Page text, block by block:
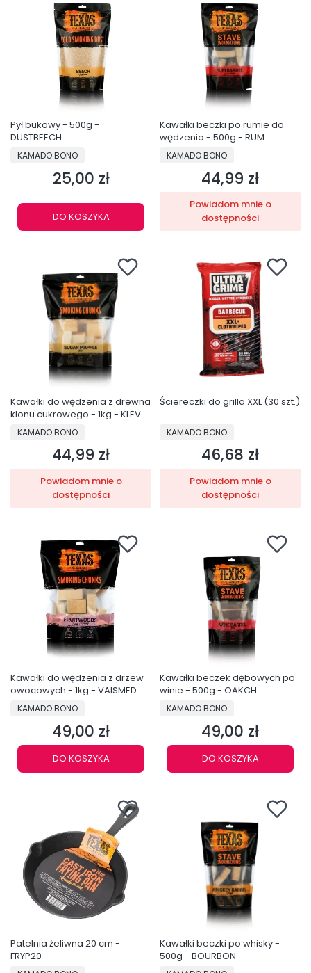
Pył bukowy - 500g -
DUSTBEECH
PRODUCENT
KAMADO BONO
Cena
25,00 zł
DO KOSZYKA
Kawałki beczki po rumie do
wędzenia - 500g - RUM
PRODUCENT
KAMADO BONO
Cena
44,99 zł
Powiadom mnie o
dostępności
Kawałki do wędzenia z drewna
klonu cukrowego - 1kg - KLEV
PRODUCENT
KAMADO BONO
Cena
44,99 zł
Powiadom mnie o
dostępności
Ściereczki do grilla XXL (30 szt.)
PRODUCENT
KAMADO BONO
Cena
46,68 zł
Powiadom mnie o
dostępności
Kawałki do wędzenia z drzew
owocowych - 1kg - VAISMED
PRODUCENT
KAMADO BONO
Cena
49,00 zł
DO KOSZYKA
Kawałki beczek dębowych po
winie - 500g - OAKCH
PRODUCENT
KAMADO BONO
Cena
49,00 zł
DO KOSZYKA
Patelnia żeliwna 20 cm -
FRYP20
PRODUCENT
Kawałki beczki po whisky -
500g - BOURBON
PRODUCENT